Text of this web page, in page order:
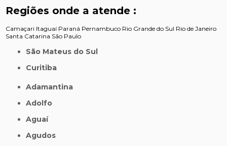
Regiões onde a atende :
Camaçari Itaguaí Paraná Pernambuco Rio Grande do Sul Rio de Janeiro
Santa Catarina São Paulo
São Mateus do Sul
Curitiba
Adamantina
Adolfo
Aguaí
Agudos